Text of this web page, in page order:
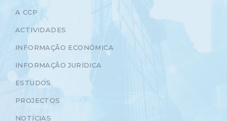
A CCP
ACTIVIDADES
INFORMAÇÃO ECONÓMICA
INFORMAÇÃO JURÍDICA
ESTUDOS
PROJECTOS
NOTÍCIAS